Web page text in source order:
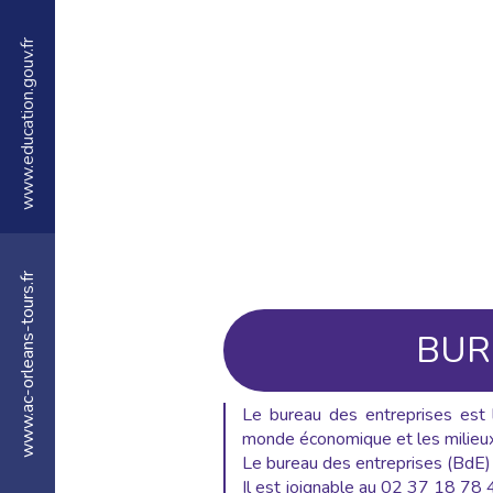
www.education.gouv.fr
www.ac-orleans-tours.fr
Le bureau des entreprises
monde économique et les
Le bureau des entreprises
Il est joignable au 02 37 18 78